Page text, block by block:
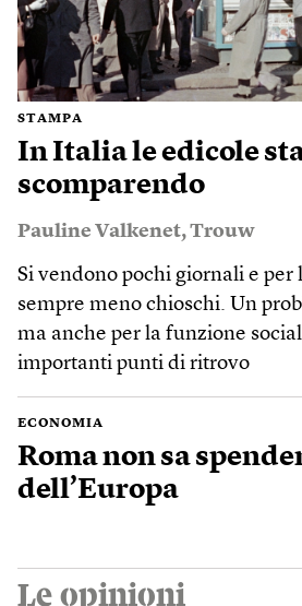
STAMPA
In Italia le edicole
scomparendo
Pauline Valkenet,Trouw
Si vendono pochi giornali e per
sempre meno chioschi. Un
ma anche per la funzione
importanti punti di ritrovo
ECONOMIA
Roma non sa
dell’Europa
Le opinioni